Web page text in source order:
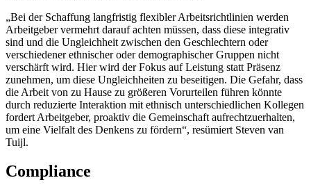
„Bei der Schaffung langfristig flexibler Arbeitsrichtlinien werden
Arbeitgeber vermehrt darauf achten müssen, dass diese integrativ
sind und die Ungleichheit zwischen den Geschlechtern oder
verschiedener ethnischer oder demographischer Gruppen nicht
verschärft wird. Hier wird der Fokus auf Leistung statt Präsenz
zunehmen, um diese Ungleichheiten zu beseitigen. Die Gefahr, dass
die Arbeit von zu Hause zu größeren Vorurteilen führen könnte
durch reduzierte Interaktion mit ethnisch unterschiedlichen Kollegen
fordert Arbeitgeber, proaktiv die Gemeinschaft aufrechtzuerhalten,
um eine Vielfalt des Denkens zu fördern“, resümiert Steven van
Tuijl.
Compliance